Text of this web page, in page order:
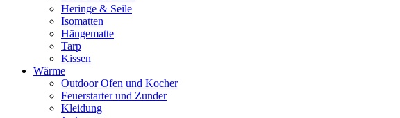
Heringe & Seile
Isomatten
Hängematte
Tarp
Kissen
Wärme
Outdoor Ofen und Kocher
Feuerstarter und Zunder
Kleidung